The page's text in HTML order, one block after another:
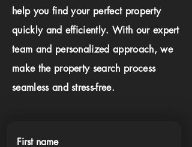
help you find your perfect property
quickly and efficiently. With our expert
team and personalized approach, we
make the property search process
seamless and stress-free.
First name